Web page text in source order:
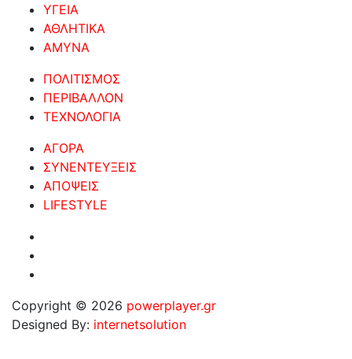
ΥΓΕΙΑ
ΑΘΛΗΤΙΚΑ
ΑΜΥΝΑ
ΠΟΛΙΤΙΣΜΟΣ
ΠΕΡΙΒΑΛΛΟΝ
ΤΕΧΝΟΛΟΓΙΑ
ΑΓΟΡΑ
ΣΥΝΕΝΤΕΥΞΕΙΣ
ΑΠΟΨΕΙΣ
LIFESTYLE
Copyright © 2026 powerplayer.gr
Designed By: internetsolution